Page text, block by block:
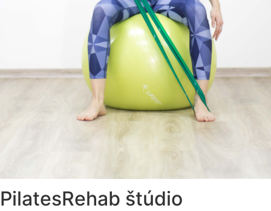
PilatesRehab štúdio